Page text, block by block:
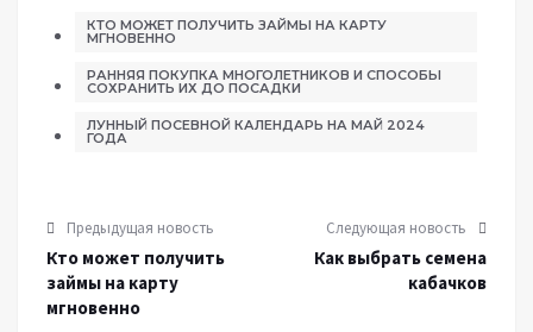
КТО МОЖЕТ ПОЛУЧИТЬ ЗАЙМЫ НА КАРТУ
МГНОВЕННО
РАННЯЯ ПОКУПКА МНОГОЛЕТНИКОВ И СПОСОБЫ
СОХРАНИТЬ ИХ ДО ПОСАДКИ
ЛУННЫЙ ПОСЕВНОЙ КАЛЕНДАРЬ НА МАЙ 2024
ГОДА
Предыдущая новость
Кто может получить
займы на карту
мгновенно
Следующая новость
Как выбрать семена
кабачков